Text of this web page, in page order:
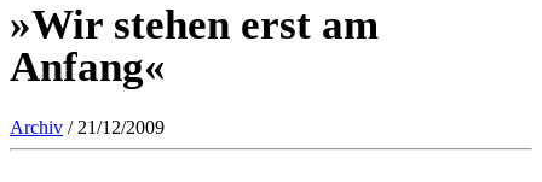
»Wir stehen erst am
Anfang«
Archiv / 21/12/2009